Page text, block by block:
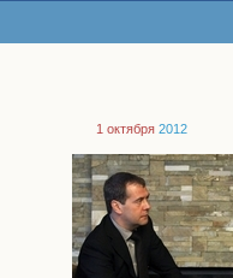
1 октября 2012